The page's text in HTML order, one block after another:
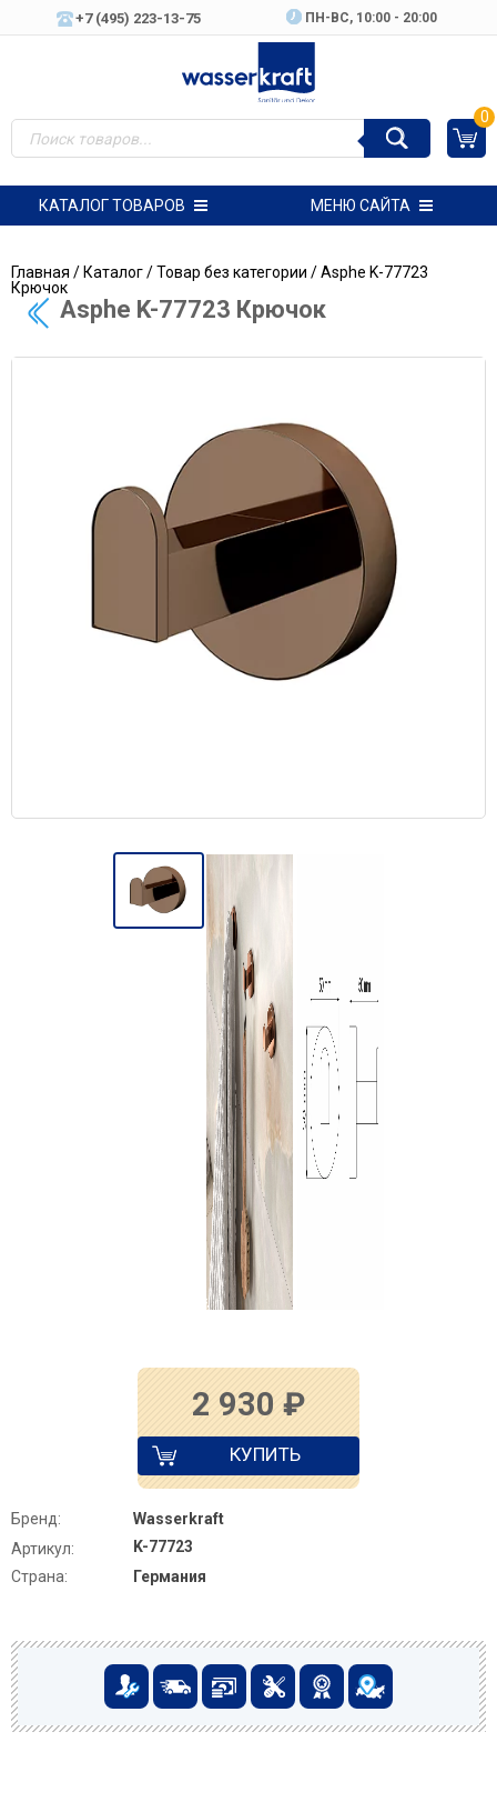
+7 (495) 223-13-75 ПН-ВC, 10:00 - 20:00
0
КАТАЛОГ ТОВАРОВ МЕНЮ САЙТА
Главная /Каталог/Товар без категории / Asphe K-77723
Крючок
Asphe K-77723 Крючок
2 930 ₽
КУПИТЬ
Бренд:
Wasserkraft
Артикул:
K-77723
Страна:
Германия